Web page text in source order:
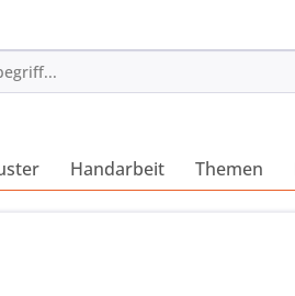
Handarbeit Themen